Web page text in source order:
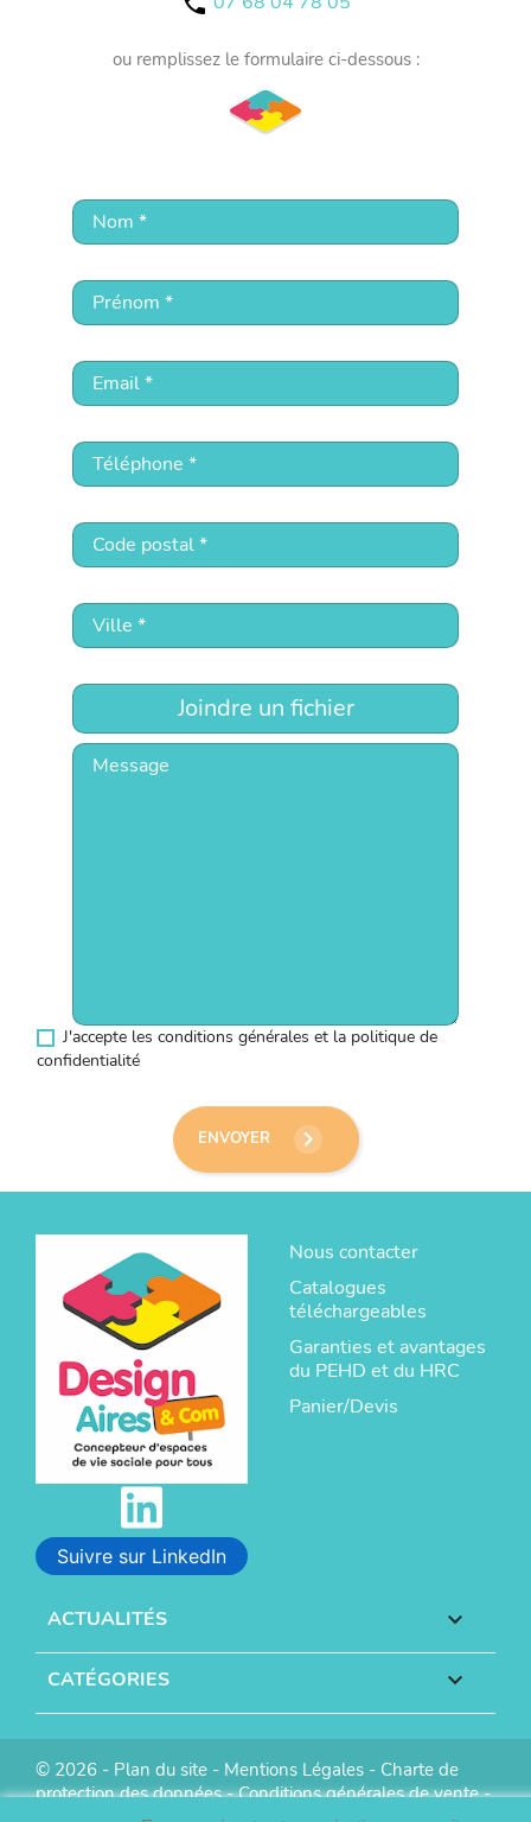
ou remplissez le formulaire ci-dessous :
Joindre un fichier
J'accepte les conditions générales et la politique de
confidentialité
ENVOYER keyboard_arrow_right
Suivre sur LinkedIn
Nous contacter
Catalogues
téléchargeables
Garanties et avantages
du PEHD et du HRC
Panier/Devis
ACTUALITÉS 
CATÉGORIES 
© 2026 - Plan du site - Mentions Légales - Charte de
protection des données-Conditions générales de vente-
Info Conception